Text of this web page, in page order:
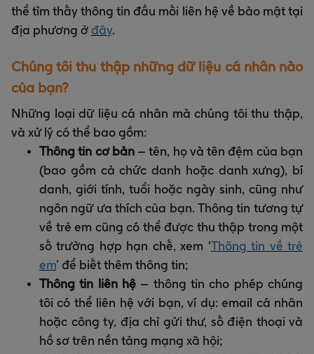
thể tìm thấy thông tin đầu mối liên hệ về bảo mật tại
địa phương ởđây.
Chúng tôi thu thập những dữ liệu cá nhân nào
của bạn?
Những loại dữ liệu cá nhân mà chúng tôi thu thập,
và xử lý có thể bao gồm:
Thông tin cơ bản– tên, họ và tên đệm của bạn
(bao gồm cả chức danh hoặc danh xưng), bí
danh, giới tính, tuổi hoặc ngày sinh, cũng như
ngôn ngữ ưa thích của bạn. Thông tin tương tự
về trẻ em cũng có thể được thu thập trong một
số trường hợp hạn chế, xem ‘Thông tin về trẻ
em’ để biết thêm thông tin;
Thông tin liên hệ – thông tin cho phép chúng
tôi có thể liên hệ với bạn, ví dụ: email cá nhân
hoặc công ty, địa chỉ gửi thư, số điện thoại và
hồ sơ trên nền tảng mạng xã hội;